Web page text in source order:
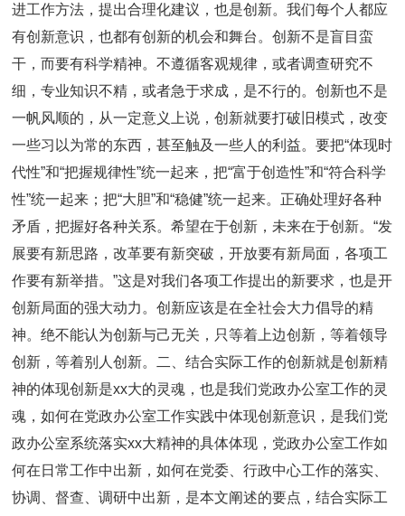
进工作方法，提出合理化建议，也是创新。我们每个人都应
有创新意识，也都有创新的机会和舞台。创新不是盲目蛮
干，而要有科学精神。不遵循客观规律，或者调查研究不
细，专业知识不精，或者急于求成，是不行的。创新也不是
一帆风顺的，从一定意义上说，创新就要打破旧模式，改变
一些习以为常的东西，甚至触及一些人的利益。要把“体现时
代性”和“把握规律性”统一起来，把“富于创造性”和“符合科学
性”统一起来；把“大胆”和“稳健”统一起来。正确处理好各种
矛盾，把握好各种关系。希望在于创新，未来在于创新。“发
展要有新思路，改革要有新突破，开放要有新局面，各项工
作要有新举措。”这是对我们各项工作提出的新要求，也是开
创新局面的强大动力。创新应该是在全社会大力倡导的精
神。绝不能认为创新与己无关，只等着上边创新，等着领导
创新，等着别人创新。二、结合实际工作的创新就是创新精
神的体现创新是xx大的灵魂，也是我们党政办公室工作的灵
魂，如何在党政办公室工作实践中体现创新意识，是我们党
政办公室系统落实xx大精神的具体体现，党政办公室工作如
何在日常工作中出新，如何在党委、行政中心工作的落实、
协调、督查、调研中出新，是本文阐述的要点，结合实际工